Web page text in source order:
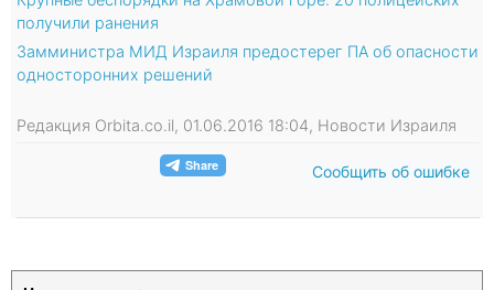
получили ранения
Замминистра МИД Израиля предостерег ПА об опасности
односторонних решений
Редакция Orbita.co.il, 01.06.2016 18:04, Новости Израиля
Сообщить об ошибке